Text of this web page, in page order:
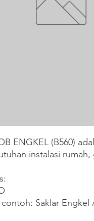
ENGKEL (B560)
instalasi
Saklar